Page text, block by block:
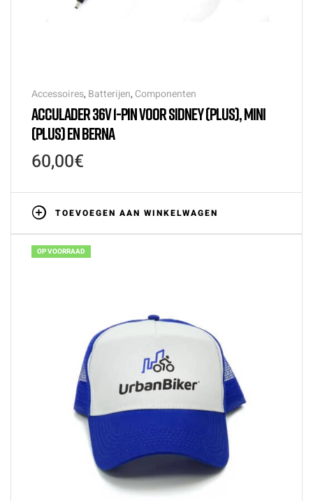
Accessoires, Batterijen, Componenten
ACCULADER 36V 1-PIN VOOR SIDNEY (PLUS), MINI
(PLUS) EN BERNA
60,00€
TOEVOEGEN AAN WINKELWAGEN
OP VOORRAAD